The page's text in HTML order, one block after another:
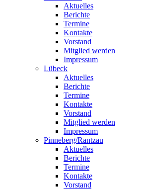
Aktuelles
Berichte
Termine
Kontakte
Vorstand
Mitglied werden
Impressum
Lübeck
Aktuelles
Berichte
Termine
Kontakte
Vorstand
Mitglied werden
Impressum
Pinneberg/Rantzau
Aktuelles
Berichte
Termine
Kontakte
Vorstand